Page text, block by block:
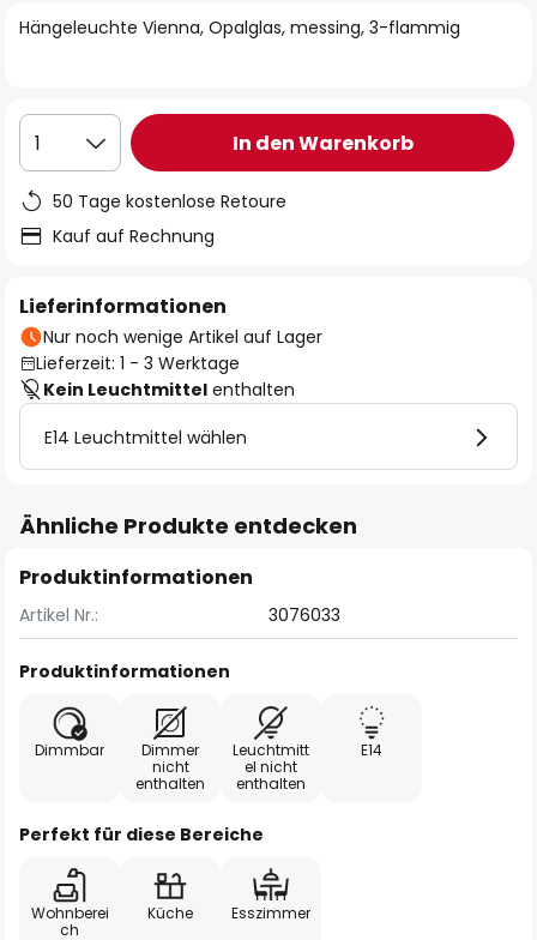
Hängeleuchte Vienna, Opalglas, messing, 3-flammig
1 In den Warenkorb
50 Tage kostenlose Retoure
Kauf auf Rechnung
Lieferinformationen
Nur noch wenige Artikel auf Lager
Lieferzeit: 1 - 3 Werktage
Kein Leuchtmittel enthalten
E14 Leuchtmittel wählen
Ähnliche Produkte entdecken
Produktinformationen
Artikel Nr.: 3076033
Produktinformationen
Dimmbar
Dimmer
nicht
enthalten
Leuchtmitt
el nicht
enthalten
E14
Perfekt für diese Bereiche
Wohnberei
ch
Küche Esszimmer